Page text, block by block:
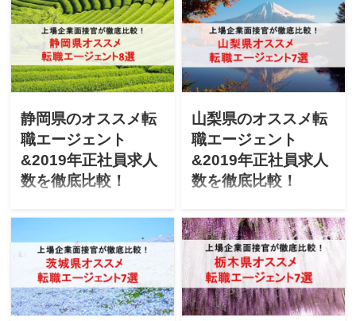
したいけど不安」と悩んで
ませんか？上場企業の面接
官が「富山県のオススメ転
職エージェント」「最新
2019年エージェントごとの
します！
したいけど不安」と悩んで
ませんか？上場企業の面接
官が「岐阜県のオススメ転
職エージェント」「最新
2019年エージェントごとの
します！
静岡県のオススメ転
職エージェント
&2019年正社員求人
数を徹底比較！
たい」「静岡にUターン転職
したいけど不安」と悩んで
ませんか？上場企業の面接
官が「静岡県のオススメ転
職エージェント」「最新
2019年エージェントごとの
山梨県のオススメ転
職エージェント
&2019年正社員求人
数を徹底比較！
たい」「山梨にUターン転職
したいけど不安」と悩んで
ませんか？上場企業の面接
官が「山梨県のオススメ転
職エージェント」「最新
2019年エージェントごとの